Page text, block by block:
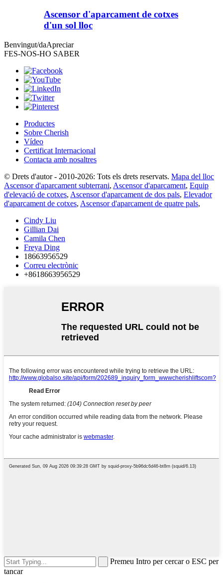
Ascensor d'aparcament de cotxes
d'un sol lloc
Benvingut/daApreciar
FES-NOS-HO SABER
Productes
Sobre Cherish
Vídeo
Certificat Internacional
Contacta amb nosaltres
© Drets d'autor - 2010-2026: Tots els drets reservats. Mapa del lloc
Ascensor d'aparcament subterrani, Ascensor d'aparcament, Equip
d'elevació de cotxes, Ascensor d'aparcament de dos pals, Elevador
d'aparcament de cotxes, Ascensor d'aparcament de quatre pals,
Cindy Liu
Gillian Dai
Camila Chen
Freya Ding
18663956529
Correu electrònic
+8618663956529
Premeu Intro per cercar o ESC per
tancar